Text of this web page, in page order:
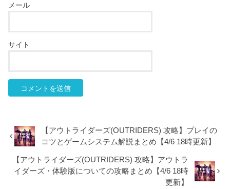
メール
サイト
【アウトライダーズ(OUTRIDERS) 攻略】プレイの
コツとゲームシステム解説まとめ【4/6 18時更新】
【アウトライダーズ(OUTRIDERS) 攻略】アウトラ
イダーズ・体験版についての攻略まとめ【4/6 18時
更新】